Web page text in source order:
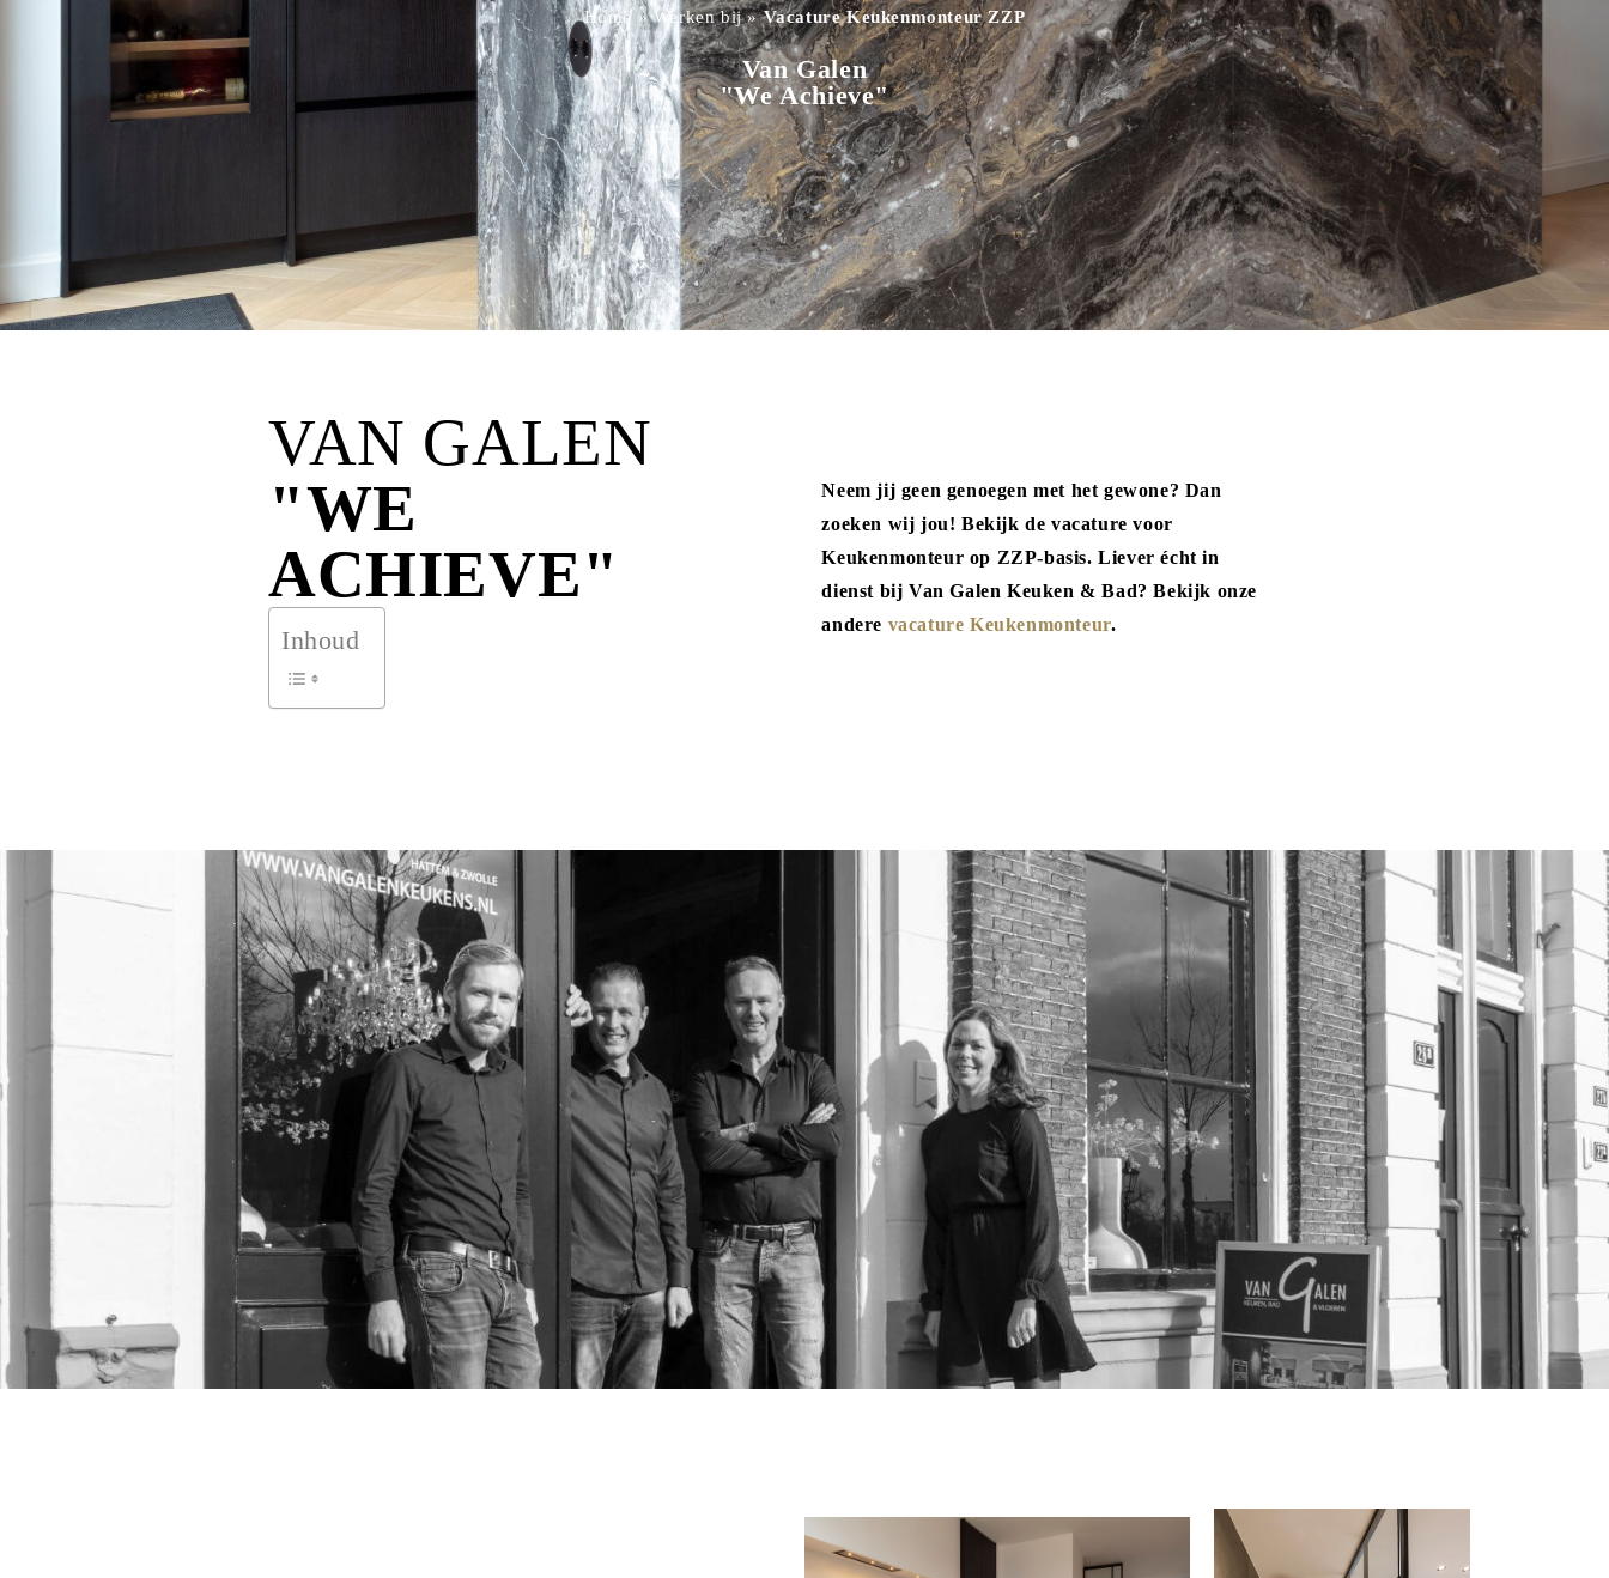
Home »Werken bij»Vacature Keukenmonteur ZZP
Van Galen
"We Achieve"
VAN GALEN
"WE
ACHIEVE"
Inhoud
Neem jij geen genoegen met het gewone? Dan
zoeken wij jou! Bekijk de vacature voor
Keukenmonteur op ZZP-basis. Liever écht in
dienst bij Van Galen Keuken & Bad? Bekijk onze
andere vacature Keukenmonteur.